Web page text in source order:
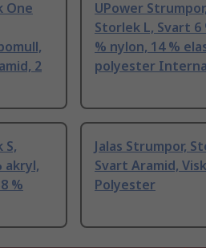
One
2
UPower
Storlek L, Svart 6
% nylon, 14 %
polyester
S,
akryl,
%
Jalas Strumpor,
Svart Aramid,
Polyester